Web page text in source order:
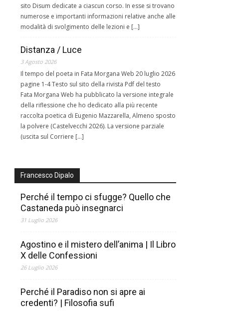
sito Disum dedicate a ciascun corso. In esse si trovano
numerose e importanti informazioni relative anche alle
modalità di svolgimento delle lezioni e […]
Distanza / Luce
3 Agosto 2026
Il tempo del poeta in Fata Morgana Web 20 luglio 2026
pagine 1-4 Testo sul sito della rivista Pdf del testo
Fata Morgana Web ha pubblicato la versione integrale
della riflessione che ho dedicato alla più recente
raccolta poetica di Eugenio Mazzarella, Almeno sposto
la polvere (Castelvecchi 2026). La versione parziale
(uscita sul Corriere […]
Francesco Dipalo
Perché il tempo ci sfugge? Quello che
Castaneda può insegnarci
31 Luglio 2026
Agostino e il mistero dell’anima | Il Libro
X delle Confessioni
26 Luglio 2026
Perché il Paradiso non si apre ai
credenti? | Filosofia sufi